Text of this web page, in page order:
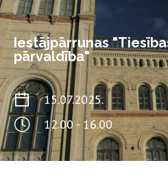
Iestājpārrunas
pārvaldība"
15.07.2025.
12.00 - 16.00